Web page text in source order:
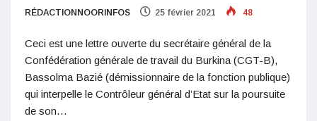
RÉDACTIONNOORINFOS 25 février 2021 48
Ceci est une lettre ouverte du secrétaire général de la
Confédération générale de travail du Burkina (CGT-B),
Bassolma Bazié (démissionnaire de la fonction publique)
qui interpelle le Contrôleur général d’Etat sur la poursuite
de son…